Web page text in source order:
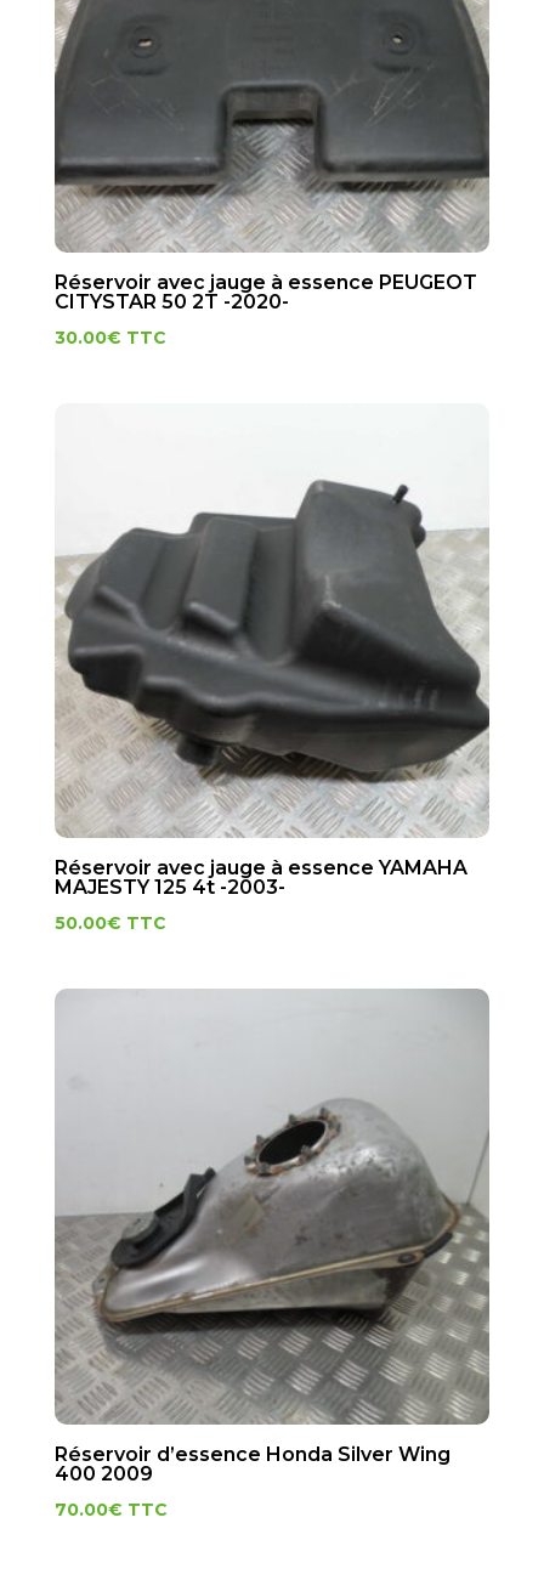
Réservoir avec jauge à essence PEUGEOT
CITYSTAR 50 2T -2020-
30.00€ TTC
Réservoir avec jauge à essence YAMAHA
MAJESTY 125 4t -2003-
50.00€ TTC
Réservoir d’essence Honda Silver Wing
400 2009
70.00€ TTC